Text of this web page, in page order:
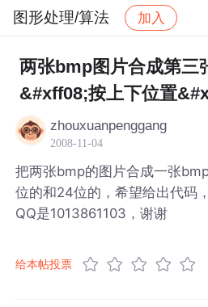
图形处理/算法 加入
社区 图形处理/算法 帖子
两张bmp图片合成第三
&#xff08;按上下位置
zhouxuanpenggang
2008-11-04
把两张bmp的图片合成一张
位的和24位的，希望给出代码
QQ是1013861103，谢谢
给本帖投票